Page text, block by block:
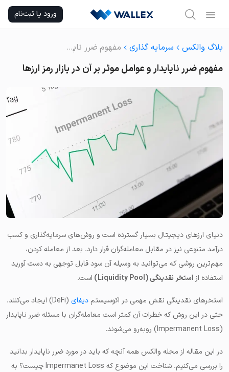
content
ورود یا ثبت‌نام
بلاگ والکس سرمایه گذاری مفهوم ضرر ناپایدار و عوامل موثر بر آن در بازار رمز ارزها
مفهوم ضرر ناپایدار و عوامل موثر بر آن در بازار رمز ارزها
دنیای ارزهای دیجیتال بسیار گسترده است و روش‌های سرمایه‌گذاری و کسب
درآمد متنوعی نیز در مقابل معامله‌گران قرار دارد. بعد از معامله کردن،
مهم‌ترین روشی که می‌توانید به وسیله آن سود قابل توجهی به دست آورید
استفاده از استخر نقدینگی (Liquidity Pool) است.
استخرهای نقدینگی نقش مهمی در اکوسیستم دیفای
(DeFi) ایجاد می‌کنند.
حتی در این روش که خطرات آن کمتر است معامله‌گران با مسئله ضرر ناپایدار
(Impermanent Loss) روبه‌رو می‌شوند.
در این مقاله از مجله والکس همه آنچه که باید در مورد ضرر ناپایدار بدانید
را بررسی می‌کنیم. شناخت این موضوع که Impermanet Loss چیست؟ به